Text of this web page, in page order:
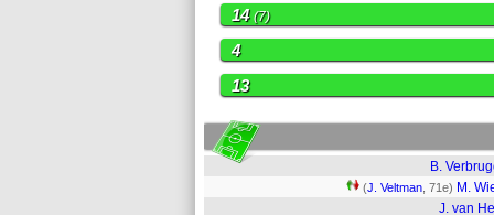
14 (7)
4
13
B.
(J. Veltman , 71e) M.
J. van